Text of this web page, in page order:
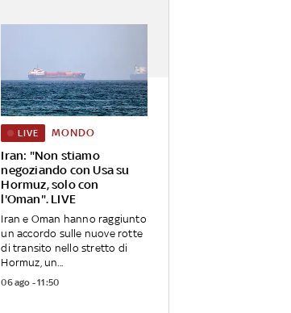
Iran: "Non stiamo
negoziando con Usa su
Hormuz, solo con
l'Oman". LIVE
LIVE MONDO
Iran e Oman hanno raggiunto
un accordo sulle nuove rotte
di transito nello stretto di
Hormuz, un...
06 ago - 11:50